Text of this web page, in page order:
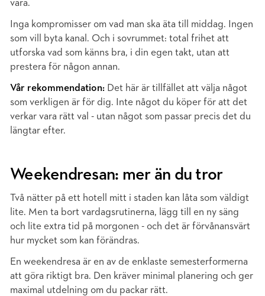
vara.
Inga kompromisser om vad man ska äta till middag. Ingen
som vill byta kanal. Och i sovrummet: total frihet att
utforska vad som känns bra, i din egen takt, utan att
prestera för någon annan.
Vår rekommendation: Det här är tillfället att välja något
som verkligen är för dig. Inte något du köper för att det
verkar vara rätt val - utan något som passar precis det du
längtar efter.
Weekendresan: mer än du tror
Två nätter på ett hotell mitt i staden kan låta som väldigt
lite. Men ta bort vardagsrutinerna, lägg till en ny säng
och lite extra tid på morgonen - och det är förvånansvärt
hur mycket som kan förändras.
En weekendresa är en av de enklaste semesterformerna
att göra riktigt bra. Den kräver minimal planering och ger
maximal utdelning om du packar rätt.